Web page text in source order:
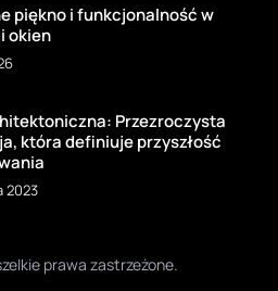
piękno i funkcjonalność w
okien
Przezroczysta
która definiuje przyszłość
2023
prawa zastrzeżone.